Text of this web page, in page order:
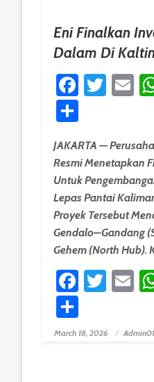
Eni Finalkan
Dalam Di
JAKARTA —
Resmi Menetapkan
Untuk
Lepas Pantai
Proyek Tersebut
Gendalo–Gandang
Gehem (North Hub).
Posted On
March 18, 2026 Admin01